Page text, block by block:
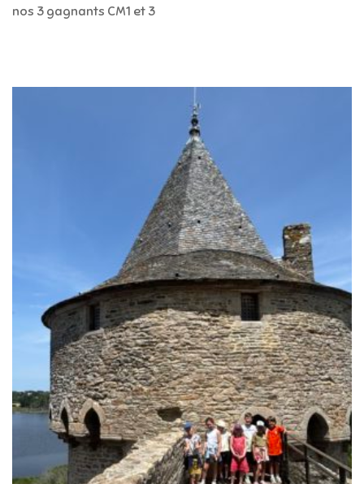
nos 3 gagnants CM1 et 3